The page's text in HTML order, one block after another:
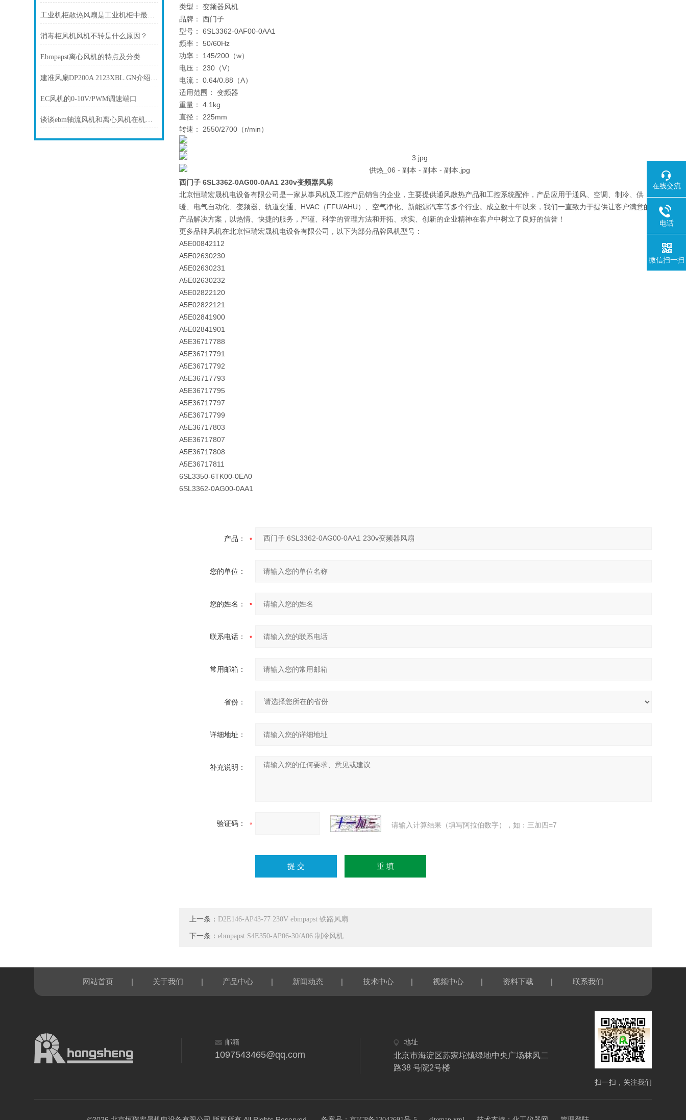
工业机柜散热风扇是工业机柜中最常见的散热设备之一
消毒柜风机风机不转是什么原因？
Ebmpapst离心风机的特点及分类
建准风扇DP200A 2123XBL.GN介绍及选择
EC风机的0-10V/PWM调速端口
谈谈ebm轴流风机和离心风机在机械通风中的作用
类型： 变频器风机
品牌： 西门子
型号： 6SL3362-0AF00-0AA1
频率： 50/60Hz
功率： 145/200（w）
电压： 230（V）
电流： 0.64/0.88（A）
适用范围： 变频器
重量： 4.1kg
直径： 225mm
转速： 2550/2700（r/min）
西门子 6SL3362-0AG00-0AA1 230v变频器风扇
北京恒瑞宏晟机电设备有限公司是一家从事风机及工控产品销售的企业，主要提供通风散热产品和工控系统配件，产品应用于通风、空调、制冷、供
暖、电气自动化、变频器、轨道交通、HVAC（FFU/AHU）、空气净化、新能源汽车等多个行业。成立数十年以来，我们一直致力于提供让客户满意的
产品解决方案，以热情、快捷的服务，严谨、科学的管理方法和开拓、求实、创新的企业精神在客户中树立了良好的信誉！
更多品牌风机在北京恒瑞宏晟机电设备有限公司，以下为部分品牌风机型号：
A5E00842112
A5E02630230
A5E02630231
A5E02630232
A5E02822120
A5E02822121
A5E02841900
A5E02841901
A5E36717788
A5E36717791
A5E36717792
A5E36717793
A5E36717795
A5E36717797
A5E36717799
A5E36717803
A5E36717807
A5E36717808
A5E36717811
6SL3350-6TK00-0EA0
6SL3362-0AG00-0AA1
产品：
您的单位：
您的姓名：
联系电话：
常用邮箱：
省份：
详细地址：
补充说明：
验证码： 请输入计算结果（填写阿拉伯数字），如：三加四=7
上一条： D2E146-AP43-77 230V ebmpapst 铁路风扇
下一条：ebmpapst S4E350-AP06-30/A06 制冷风机
网站首页 | 关于我们 | 产品中心 | 新闻动态 | 技术中心 | 视频中心 | 资料下载 | 联系我们
邮箱
1097543465@qq.com
地址
北京市海淀区苏家坨镇绿地中央广场林风二
路38 号院2号楼
扫一扫，关注我们
在线交流
电话
微信扫一扫